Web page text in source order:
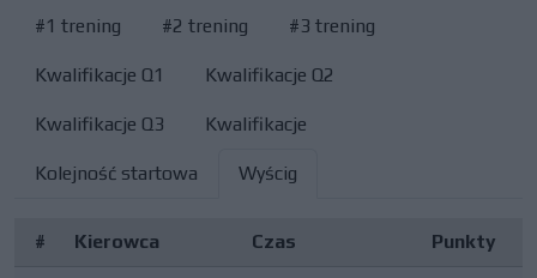
#1 trening #2 trening #3 trening
Kwalifikacje Q1 Kwalifikacje Q2
Kwalifikacje Q3 Kwalifikacje
Kolejność startowa Wyścig
# Kierowca Czas Punkty